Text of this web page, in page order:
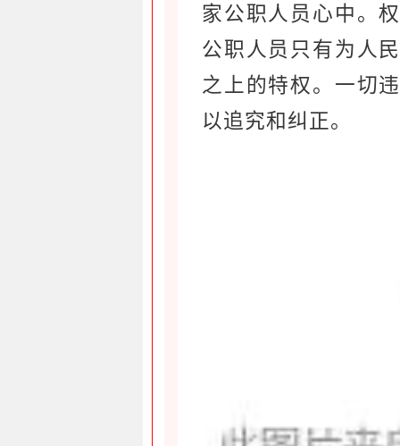
家公职人员心中。
公职人员只有为人
之上的特权。一切
以追究和纠正。